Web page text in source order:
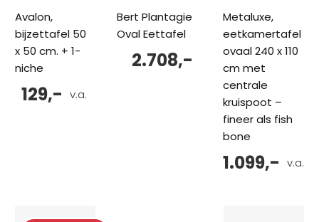
Avalon,
bijzettafel 50
x 50 cm. + 1-
niche
v.a.
129,-
Bert Plantagie
Oval Eettafel
2.708,-
Metaluxe,
eetkamertafel
ovaal 240 x 110
cm met
centrale
kruispoot –
fineer als fish
bone
v.a.
1.099,-